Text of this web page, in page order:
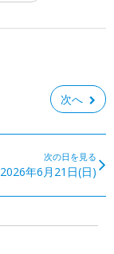
次へ
次の日を見る
2026年6月21日(日)